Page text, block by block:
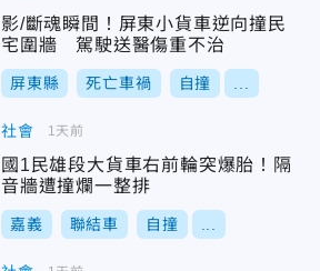
影/斷魂瞬間！屏東小貨車逆向撞民
宅圍牆 駕駛送醫傷重不治
屏東縣 死亡車禍 自撞
社會
國1民雄段大貨車右前輪突爆胎！隔
音牆遭撞爛一整排
嘉義 聯結車 自撞
1天前